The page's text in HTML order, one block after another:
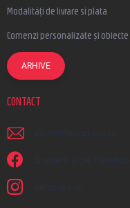
Modalități de livrare si plata
Comenzi personalizate și
ARHIVE
CONTACT
scrieti @ earplugs.ro
Suntem și pe
earplugs.ro